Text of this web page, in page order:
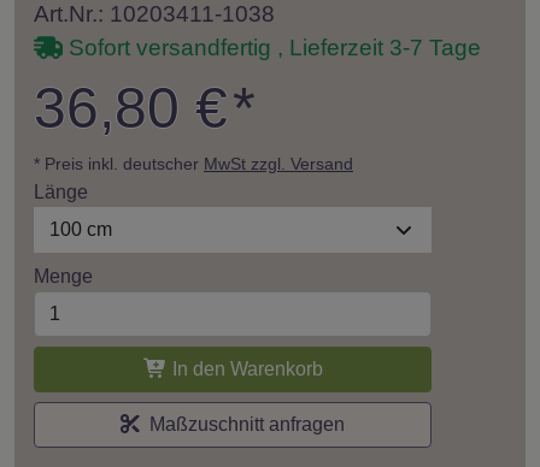
Art.Nr.: 10203411-1038
Sofort versandfertig , Lieferzeit 3-7 Tage
36,80 €*
* Preis inkl. deutscher MwSt zzgl. Versand
Länge
100 cm
Menge
In den Warenkorb
Maßzuschnitt anfragen